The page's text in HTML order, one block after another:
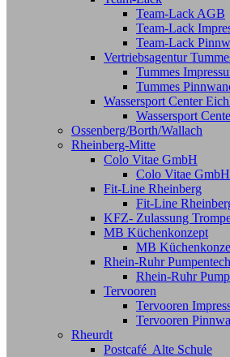
Team-Lack AGB
Team-Lack
Team-Lack
Vertriebsagentur
Tummes
Tummes
Wassersport Center
Wassersport
Ossenberg/Borth/Wallach
Rheinberg-Mitte
Colo Vitae GmbH
Colo Vitae
Fit-Line Rheinberg
Fit-Line
KFZ- Zulassung
MB Küchenkonzept
MB
Rhein-Ruhr
Rhein-Ruhr
Tervooren
Tervooren
Tervooren
Rheurdt
Postcafé Alte Schule